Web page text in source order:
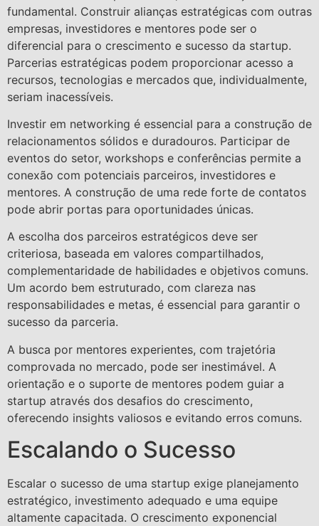
fundamental. Construir alianças estratégicas com outras
empresas, investidores e mentores pode ser o
diferencial para o crescimento e sucesso da startup.
Parcerias estratégicas podem proporcionar acesso a
recursos, tecnologias e mercados que, individualmente,
seriam inacessíveis.
Investir em networking é essencial para a construção de
relacionamentos sólidos e duradouros. Participar de
eventos do setor, workshops e conferências permite a
conexão com potenciais parceiros, investidores e
mentores. A construção de uma rede forte de contatos
pode abrir portas para oportunidades únicas.
A escolha dos parceiros estratégicos deve ser
criteriosa, baseada em valores compartilhados,
complementaridade de habilidades e objetivos comuns.
Um acordo bem estruturado, com clareza nas
responsabilidades e metas, é essencial para garantir o
sucesso da parceria.
A busca por mentores experientes, com trajetória
comprovada no mercado, pode ser inestimável. A
orientação e o suporte de mentores podem guiar a
startup através dos desafios do crescimento,
oferecendo insights valiosos e evitando erros comuns.
Escalando o Sucesso
Escalar o sucesso de uma startup exige planejamento
estratégico, investimento adequado e uma equipe
altamente capacitada. O crescimento exponencial